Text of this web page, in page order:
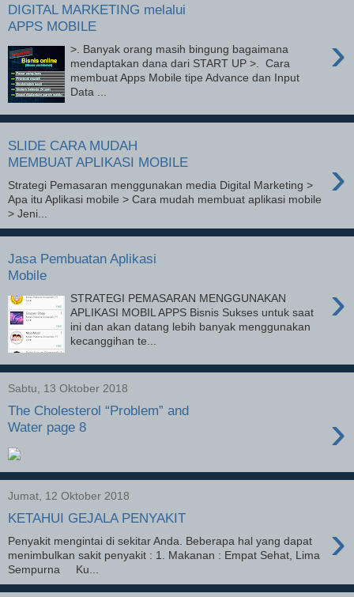
DIGITAL MARKETING melalui
APPS MOBILE
›
>. Banyak orang masih bingung bagaimana
mendaptakan dana dari START UP >. Cara
membuat Apps Mobile tipe Advance dan Input
Data ...
SLIDE CARA MUDAH
MEMBUAT APLIKASI MOBILE
›
Strategi Pemasaran menggunakan media Digital Marketing >
Apa itu Aplikasi mobile > Cara mudah membuat aplikasi mobile
> Jeni...
Jasa Pembuatan Aplikasi
Mobile
›
STRATEGI PEMASARAN MENGGUNAKAN
APLIKASI MOBIL APPS Bisnis Sukses untuk saat
ini dan akan datang lebih banyak menggunakan
kecanggihan te...
Sabtu, 13 Oktober 2018
The Cholesterol “Problem” and
Water page 8
›
Jumat, 12 Oktober 2018
KETAHUI GEJALA PENYAKIT ›
Penyakit mengintai di sekitar Anda. Beberapa hal yang dapat
menimbulkan sakit penyakit : 1. Makanan : Empat Sehat, Lima
Sempurna Ku...